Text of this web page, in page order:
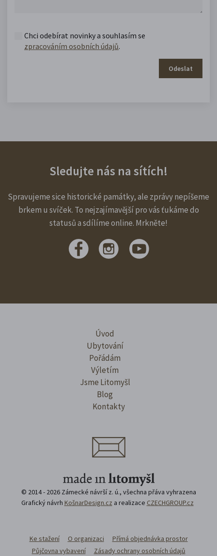
Chci odebírat novinky a souhlasím se
zpracováním osobních údajů.
Odeslat
Sledujte nás na sítích!
Spravujeme sice historické památky, ale zprávy nepíšeme
brkem u svíček. To nejzajímavější pro vás ťukáme do
statusů a sdílíme online. Mrkněte!
Úvod
Ubytování
Pořádám
Výletím
Jsme Litomyšl
Blog
Kontakty
© 2014 - 2026 Zámecké návrší z. ú., všechna přáva vyhrazena
Grafický návrh KošnarDesign.cz a realizace CZECHGROUP.cz
Ke stažení O organizaci
Přímá objednávka prostor
Půjčovna vybavení
Zásady ochrany osobních údajů